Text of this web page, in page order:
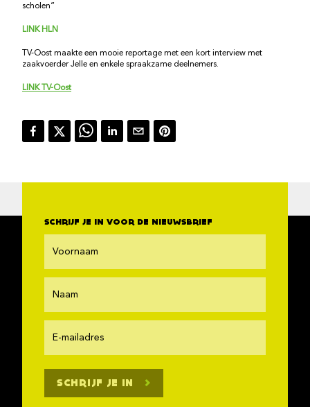
scholen”
LINK HLN
TV-Oost maakte een mooie reportage met een kort interview met
zaakvoerder Jelle en enkele spraakzame deelnemers.
LINK TV-Oost
SCHRIJF JE IN VOOR DE NIEUWSBRIEF
SCHRIJF JE IN